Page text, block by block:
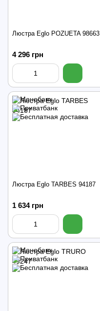
Люстра Eglo POZUETA 98663
4 296 грн
Люстра Eglo TARBES 94187
1 634 грн